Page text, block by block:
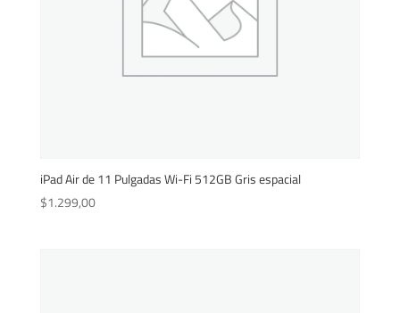
iPad Air de 11 Pulgadas Wi-Fi 512GB Gris espacial
$1.299,00